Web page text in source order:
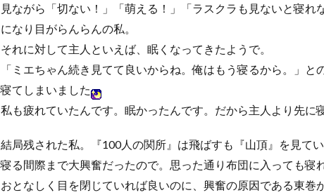
見ながら「切ない！」「萌える！」「ラスクラも見ないと寝れ
になり目がらんらんの私。
それに対して主人といえば、眠くなってきたようで。
「ミエちゃん続き見てて良いからね。俺はもう寝るから。」
寝てしまいました
私も疲れていたんです。眠かったんです。だから主人より先に
結局残された私。『100人の関所』は飛ばすも『山頂』を見て
寝る間際まで大興奮だったので。思った通り布団に入っても寝
おとなしく目を閉じていれば良いのに、興奮の原因である東巻